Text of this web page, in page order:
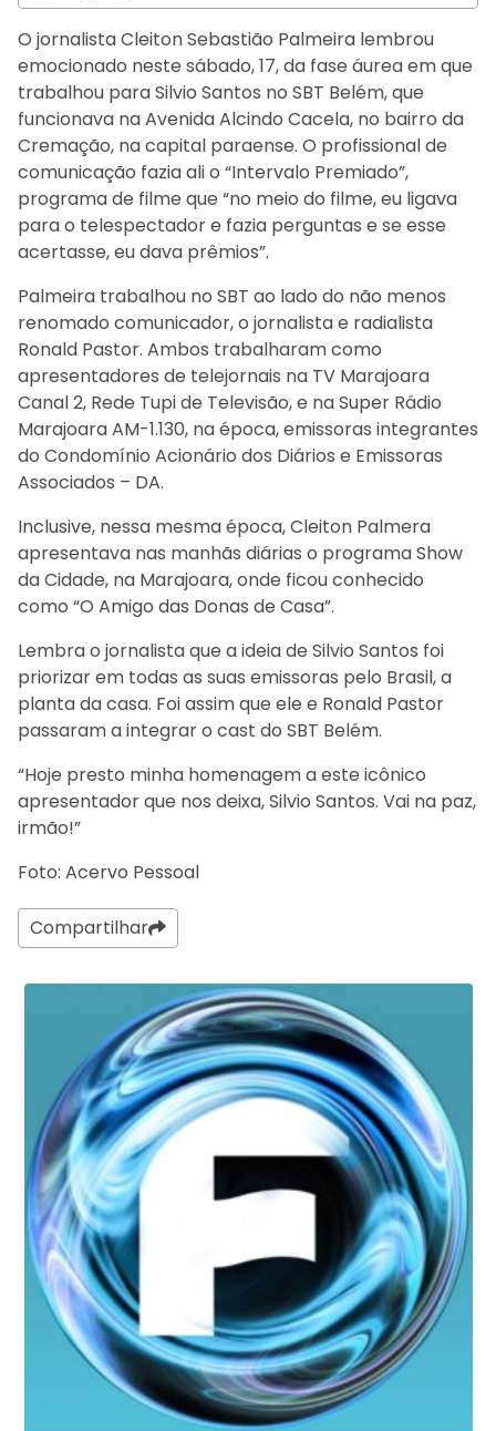
O jornalista Cleiton Sebastião Palmeira lembrou
emocionado neste sábado, 17, da fase áurea em que
trabalhou para Silvio Santos no SBT Belém, que
funcionava na Avenida Alcindo Cacela, no bairro da
Cremação, na capital paraense. O profissional de
comunicação fazia ali o “Intervalo Premiado”,
programa de filme que “no meio do filme, eu ligava
para o telespectador e fazia perguntas e se esse
acertasse, eu dava prêmios”.
Palmeira trabalhou no SBT ao lado do não menos
renomado comunicador, o jornalista e radialista
Ronald Pastor. Ambos trabalharam como
apresentadores de telejornais na TV Marajoara
Canal 2, Rede Tupi de Televisão, e na Super Rádio
Marajoara AM-1.130, na época, emissoras integrantes
do Condomínio Acionário dos Diários e Emissoras
Associados – DA.
Inclusive, nessa mesma época, Cleiton Palmera
apresentava nas manhãs diárias o programa Show
da Cidade, na Marajoara, onde ficou conhecido
como “O Amigo das Donas de Casa”.
Lembra o jornalista que a ideia de Silvio Santos foi
priorizar em todas as suas emissoras pelo Brasil, a
planta da casa. Foi assim que ele e Ronald Pastor
passaram a integrar o cast do SBT Belém.
“Hoje presto minha homenagem a este icônico
apresentador que nos deixa, Silvio Santos. Vai na paz,
irmão!”
Foto: Acervo Pessoal
Compartilhar